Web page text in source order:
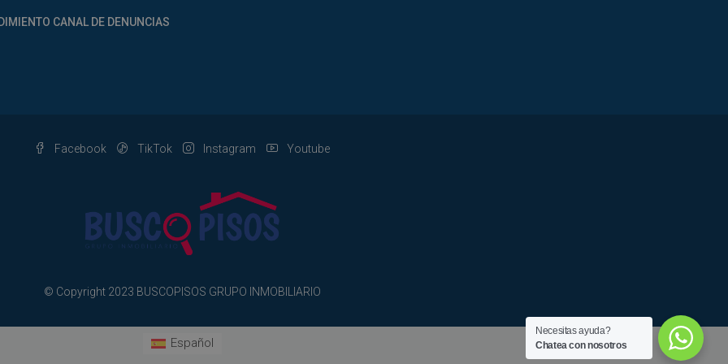
CANAL DE DENUNCIAS
Facebook TikTok Instagram Youtube
© Copyright 2023 BUSCOPISOS GRUPO INMOBILIARIO
Necesitas ayuda?
Chatea con nosotros
Español